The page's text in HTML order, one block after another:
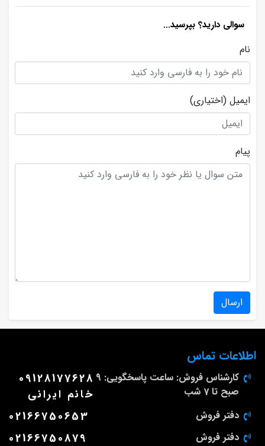
سوالی دارید؟ بپرسید...
نام
ایمیل (اختیاری)
پیام
ارسال
اطلاعات تماس
کارشناس فروش: ساعت پاسخگویی: 9
صبح تا 7 شب
09128177628
خانم ایرانی
دفتر فروش 02166750653
دفتر فروش 02166750879